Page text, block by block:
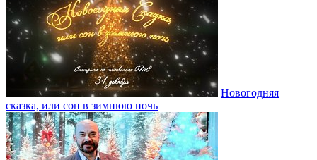
Новогодняя
сказка, или сон в зимнюю ночь